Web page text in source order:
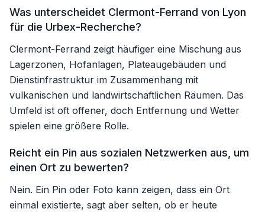
Was unterscheidet Clermont-Ferrand von Lyon
für die Urbex-Recherche?
Clermont-Ferrand zeigt häufiger eine Mischung aus
Lagerzonen, Hofanlagen, Plateaugebäuden und
Dienstinfrastruktur im Zusammenhang mit
vulkanischen und landwirtschaftlichen Räumen. Das
Umfeld ist oft offener, doch Entfernung und Wetter
spielen eine größere Rolle.
Reicht ein Pin aus sozialen Netzwerken aus, um
einen Ort zu bewerten?
Nein. Ein Pin oder Foto kann zeigen, dass ein Ort
einmal existierte, sagt aber selten, ob er heute